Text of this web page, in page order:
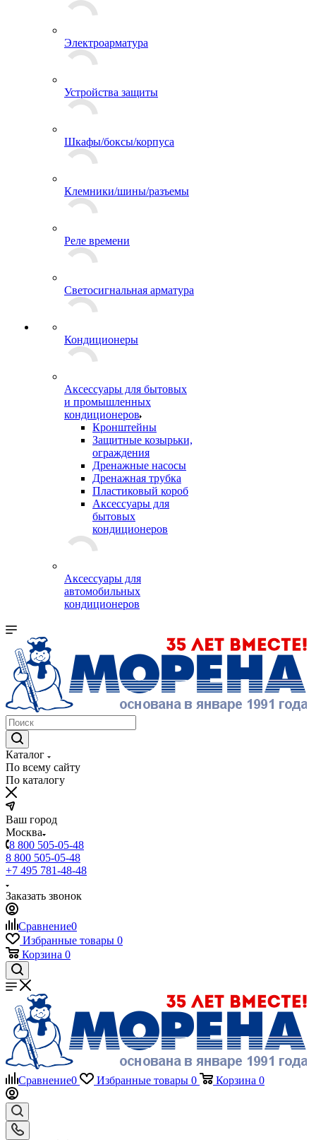
Электроарматура
Устройства защиты
Шкафы/боксы/корпуса
Клемники/шины/разъемы
Реле времени
Светосигнальная арматура
Кондиционеры
Аксессуары для бытовых
и промышленных
кондиционеров
Кронштейны
Защитные козырьки,
ограждения
Дренажные насосы
Дренажная трубка
Пластиковый короб
Аксессуары для
бытовых
кондиционеров
Аксессуары для
автомобильных
кондиционеров
Каталог
По всему сайту
По каталогу
Ваш город
Москва
8 800 505-05-48
8 800 505-05-48
+7 495 781-48-48
Заказать звонок
Сравнение0
Избранные товары 0
Корзина 0
Сравнение0 Избранные товары 0 Корзина 0